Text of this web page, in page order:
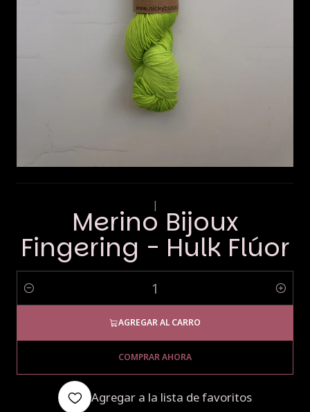
|
Merino Bijoux
Fingering - Hulk Flúor
Cantidad
AGREGAR AL CARRO
COMPRAR AHORA
Agregar a la lista de favoritos